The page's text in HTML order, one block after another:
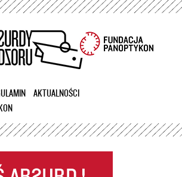
Przejdź
treści
AKTUALNOŚCI